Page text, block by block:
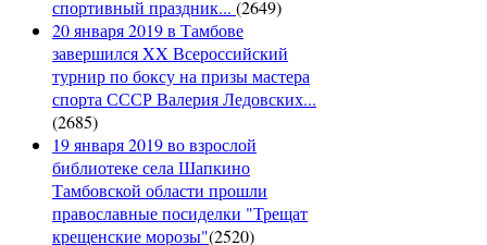
спортивный праздник... (2649)
20 января 2019 в Тамбове
завершился XX Всероссийский
турнир по боксу на призы мастера
спорта СССР Валерия Ледовских...
(2685)
19 января 2019 во взрослой
библиотеке села Шапкино
Тамбовской области прошли
православные посиделки "Трещат
крещенские морозы"(2520)